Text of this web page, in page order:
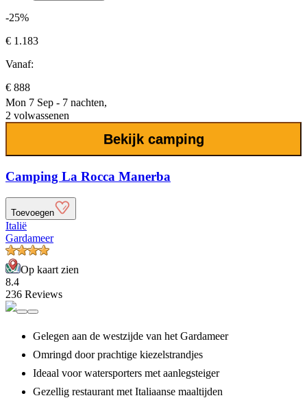
-25%
€ 1.183
Vanaf:
€ 888
Mon 7 Sep - 7 nachten,
2 volwassenen
Bekijk camping
Camping La Rocca Manerba
Toevoegen
Italië
Gardameer
Op kaart zien
8.4
236 Reviews
Gelegen aan de westzijde van het Gardameer
Omringd door prachtige kiezelstrandjes
Ideaal voor watersporters met aanlegsteiger
Gezellig restaurant met Italiaanse maaltijden